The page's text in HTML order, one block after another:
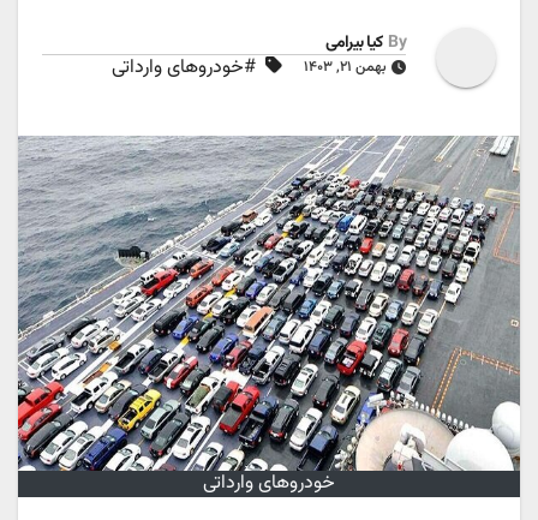
By کیا بیرامی
بهمن ۲۱, ۱۴۰۳ #خودروهای وارداتی
خودروهای وارداتی